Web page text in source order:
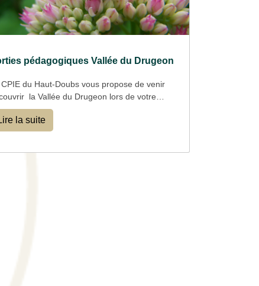
pédagogiques Vallée du Drugeon
CPIE du Haut-Doubs vous propose de venir
la Vallée du Drugeon lors de votre
de fin d'année ou tout au long de
la suite